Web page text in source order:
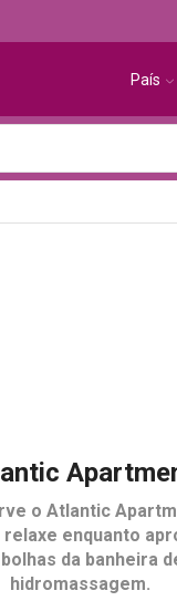
País
oAtlantic
relaxe enquanto
da banheira
hidromassagem.